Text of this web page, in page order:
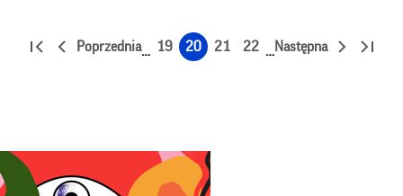
Stronicowanie
Pierwsza Poprzednia
Poprzednia… Strona
19 Strona
20 Strona
21 Strona
22 …
Następna
Następna